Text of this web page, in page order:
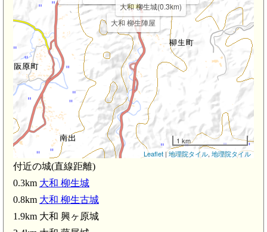
大和 柳生陣屋
大和 柳生城(0.3km)
1 km
Leaflet |地理院タイル, 地理院タイル
付近の城(直線距離)
0.3km 大和 柳生城
0.8km 大和 柳生古城
1.9km 大和 興ヶ原城